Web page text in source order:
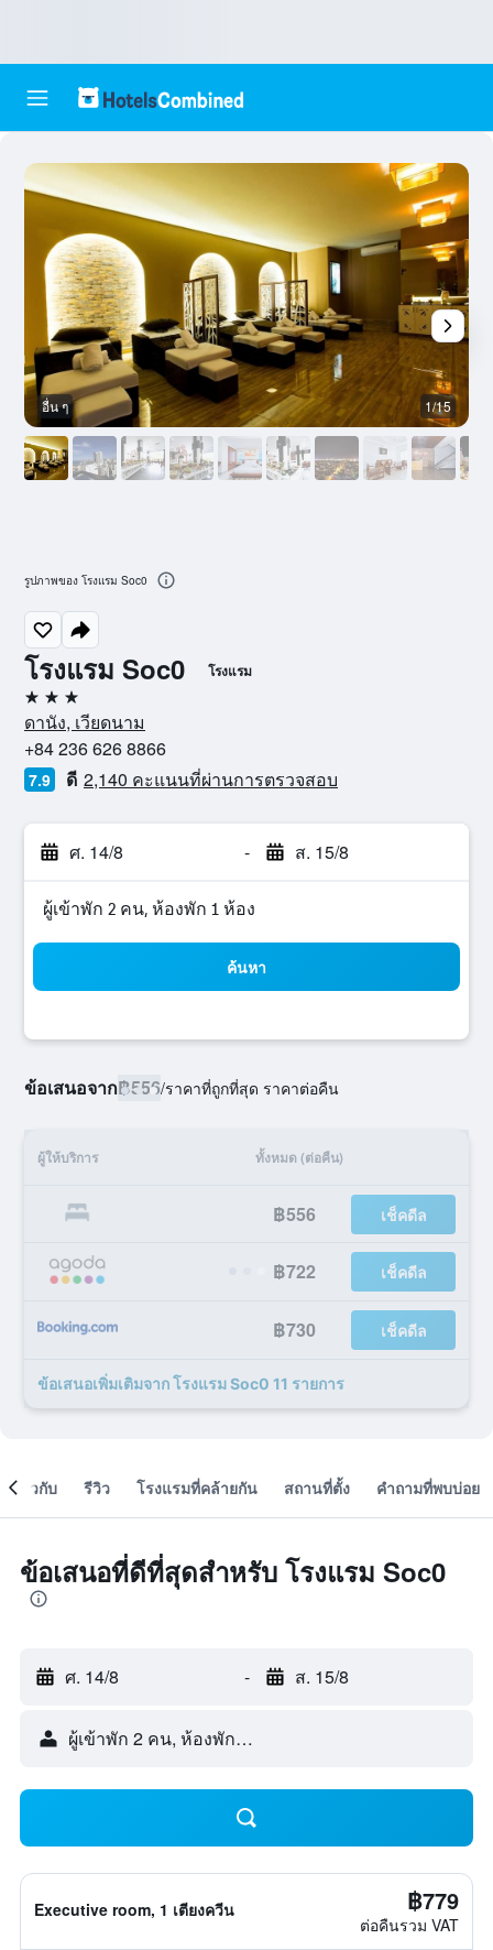
โรงแรม Soc0 โรงแรม
3 ดาว
ดานัง, เวียดนาม
+84 236 626 8866
7.9 ดี 2,140 คะแนนที่ผ่านการตรวจสอบ
ศ. 14/8 - ส. 15/8
ผู้เข้าพัก 2 คน, ห้องพัก 1 ห้อง
ค้นหา
ข้อเสนอจาก฿556/ราคาที่ถูกที่สุด ราคาต่อคืน
ผู้ให้บริการ ทั้งหมด (ต่อคืน)
฿556 เช็คดีล
฿722 เช็คดีล
฿730 เช็คดีล
ข้อเสนอเพิ่มเติมจาก โรงแรม Soc0 11 รายการ
อื่น ๆ 1/15
รูปภาพของ โรงแรม Soc0
เกี่ยวกับ รีวิว โรงแรมที่คล้ายกัน สถานที่ตั้ง คำถามที่พบบ่อย
ข้อเสนอที่ดีที่สุดสำหรับ โรงแรม Soc0
ศ. 14/8 - ส. 15/8
ผู้เข้าพัก 2 คน, ห้องพัก 1 ห้อง
Executive room, 1 เตียงควีน ฿779
ต่อคืนรวม VAT